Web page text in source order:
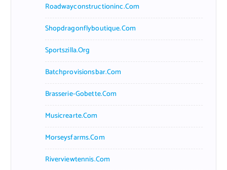
Roadwayconstructioninc.com
Shopdragonflyboutique.com
Sportszilla.org
Batchprovisionsbar.com
Brasserie-Gobette.com
Musicrearte.com
Morseysfarms.com
Riverviewtennis.com